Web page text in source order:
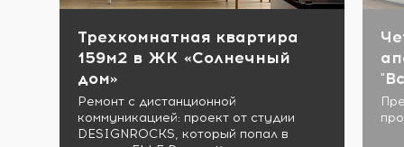
Трехкомнатная квартира
159м2 в ЖК «Солнечный
дом»
Ремонт с дистанционной
коммуникацией: проект от студии
DESIGNROCKS, который попал в